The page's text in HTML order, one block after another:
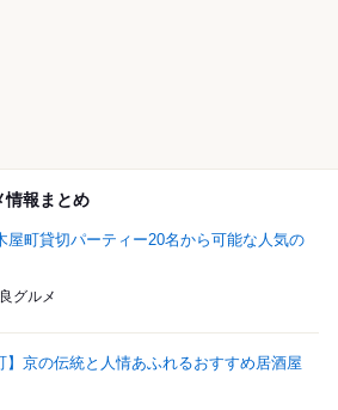
情報まとめ
屋町貸切パーティー20名から可能な人気の
グルメ
】京の伝統と人情あふれるおすすめ居酒屋